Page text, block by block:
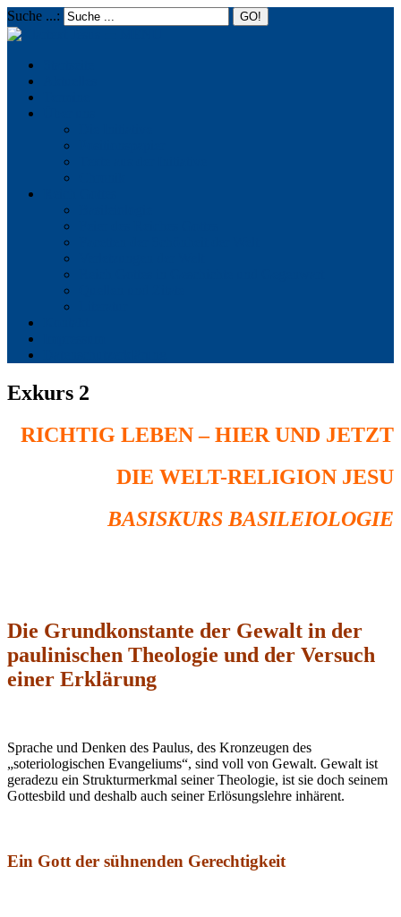
Suche ...:
Exkurs 2
RICHTIG LEBEN – HIER UND JETZT
DIE WELT-RELIGION JESU
BASISKURS BASILEIOLOGIE
Die Grundkonstante der Gewalt in der
paulinischen Theologie und der Versuch
einer Erklärung
Sprache und Denken des Paulus, des Kronzeugen des
„soteriologischen Evangeliums“, sind voll von Gewalt. Gewalt ist
geradezu ein Strukturmerkmal seiner Theologie, ist sie doch seinem
Gottesbild und deshalb auch seiner Erlösungslehre inhärent.
Ein Gott der sühnenden Gerechtigkeit